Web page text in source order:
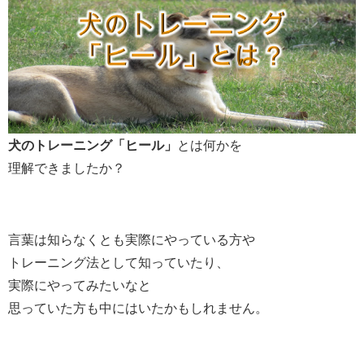
犬のトレーニング「ヒール」
とは何かを
理解できましたか？
言葉は知らなくとも実際にやっている方や
トレーニング法として知っていたり、
実際にやってみたいなと
思っていた方も中にはいたかもしれません。